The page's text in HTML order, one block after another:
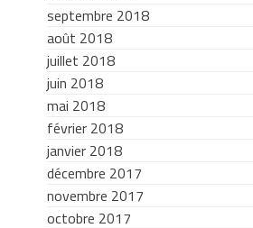
septembre 2018
août 2018
juillet 2018
juin 2018
mai 2018
février 2018
janvier 2018
décembre 2017
novembre 2017
octobre 2017